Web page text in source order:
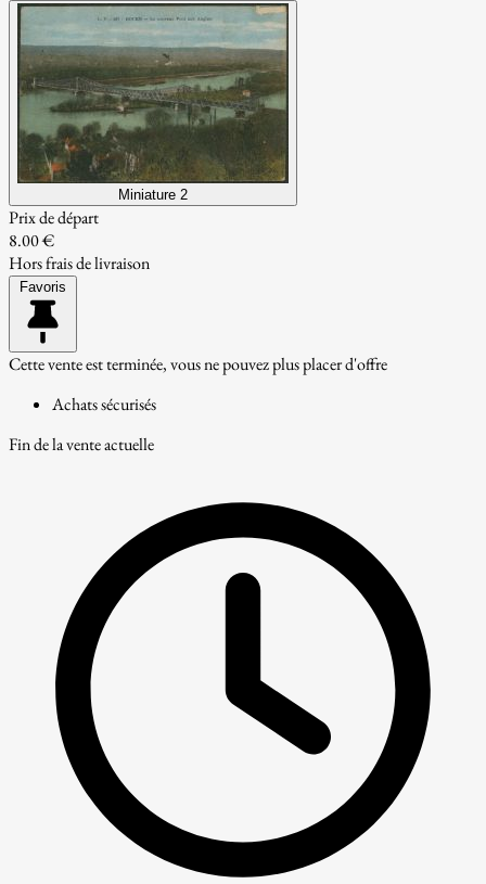
Miniature 2
Prix de départ
8.00 €
Hors frais de livraison
Favoris
Cette vente est terminée, vous ne pouvez plus placer d'offre
Achats sécurisés
Fin de la vente actuelle